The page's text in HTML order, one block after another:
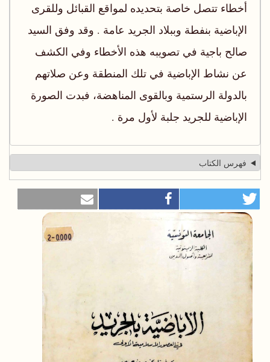
أخطاء تتصل خاصة بتحديده لمواقع القبائل وللقرى
الإباضية بنفطة وببلاد الجريد عامة . وقد وفق السيد
صالح باجية في تصويبه هذه الأخطاء وفي الكشف
عن نشاط الإباضية في تلك المنطقة وعن صلاتهم
بالدولة الرستمية وبالقوى المناهضة، فبدت الصورة
الإباضية للجريد جلبة لأول مرة .
فهرس الكتاب